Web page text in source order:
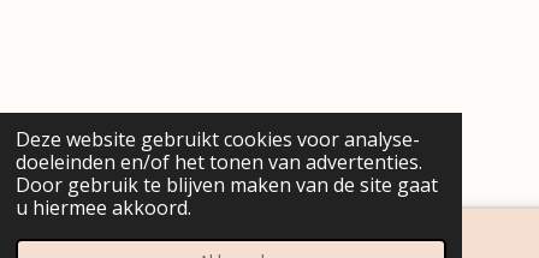
Deze website gebruikt cookies voor analyse-
doeleinden en/of het tonen van advertenties.
Door gebruik te blijven maken van de site gaat
u hiermee akkoord.